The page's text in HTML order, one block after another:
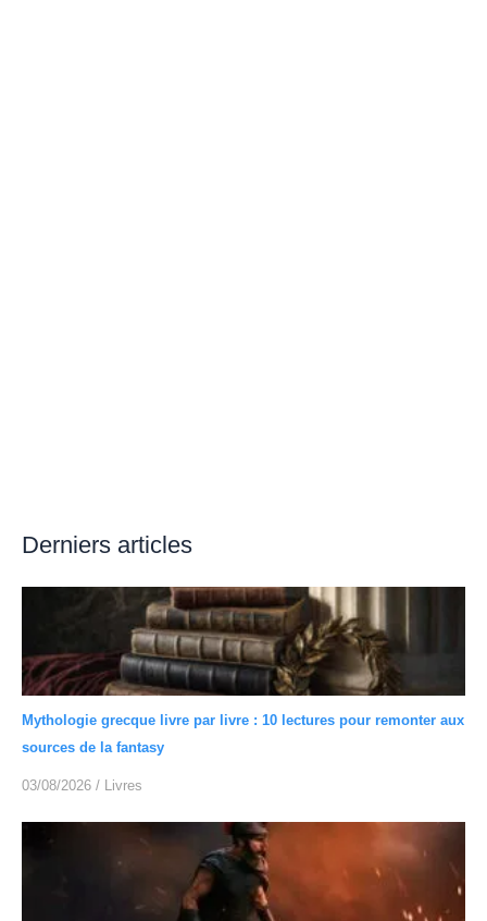
Derniers articles
Mythologie grecque livre par livre : 10 lectures pour remonter aux
sources de la fantasy
03/08/2026 / Livres